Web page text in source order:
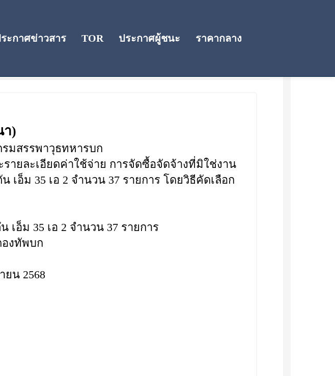
ะกาศข่าวสาร TOR ประกาศผู้ชนะ ราคากลาง
า)
มสรรพาวุธทหารบก
ายละเอียดค่าใช้จ่าย การจัดซื้อจัดจ้างที่มิใช่งาน
อ็ม 35 เอ 2 จำนวน 37 รายการ โดยวิธีคัดเลือก
อ็ม 35 เอ 2 จำนวน 37 รายการ
องทัพบก
น 2568